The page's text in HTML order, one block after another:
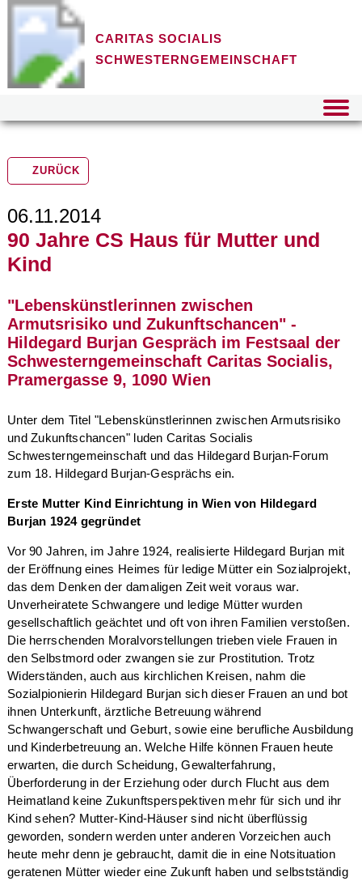
CARITAS SOCIALIS
SCHWESTERNGEMEINSCHAFT
ZURÜCK
06.11.2014
90 Jahre CS Haus für Mutter und
Kind
"Lebenskünstlerinnen zwischen
Armutsrisiko und Zukunftschancen" -
Hildegard Burjan Gespräch im Festsaal der
Schwesterngemeinschaft Caritas Socialis,
Pramergasse 9, 1090 Wien
Unter dem Titel "Lebenskünstlerinnen zwischen Armutsrisiko
und Zukunftschancen" luden Caritas Socialis
Schwesterngemeinschaft und das Hildegard Burjan-Forum
zum 18. Hildegard Burjan-Gesprächs ein.
Erste Mutter Kind Einrichtung in Wien von Hildegard
Burjan 1924 gegründet
Vor 90 Jahren, im Jahre 1924, realisierte Hildegard Burjan mit
der Eröffnung eines Heimes für ledige Mütter ein Sozialprojekt,
das dem Denken der damaligen Zeit weit voraus war.
Unverheiratete Schwangere und ledige Mütter wurden
gesellschaftlich geächtet und oft von ihren Familien verstoßen.
Die herrschenden Moralvorstellungen trieben viele Frauen in
den Selbstmord oder zwangen sie zur Prostitution. Trotz
Widerständen, auch aus kirchlichen Kreisen, nahm die
Sozialpionierin Hildegard Burjan sich dieser Frauen an und bot
ihnen Unterkunft, ärztliche Betreuung während
Schwangerschaft und Geburt, sowie eine berufliche Ausbildung
und Kinderbetreuung an. Welche Hilfe können Frauen heute
erwarten, die durch Scheidung, Gewalterfahrung,
Überforderung in der Erziehung oder durch Flucht aus dem
Heimatland keine Zukunftsperspektiven mehr für sich und ihr
Kind sehen? Mutter-Kind-Häuser sind nicht überflüssig
geworden, sondern werden unter anderen Vorzeichen auch
heute mehr denn je gebraucht, damit die in eine Notsituation
geratenen Mütter wieder eine Zukunft haben und selbstständig